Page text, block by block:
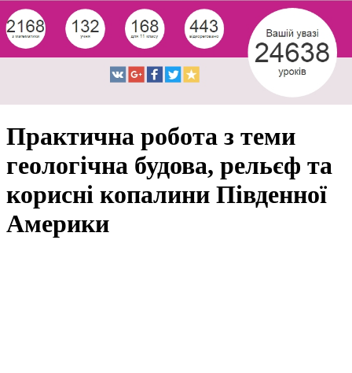
Практична робота з теми
геологічна будова, рельєф та
корисні копалини Південної
Америки